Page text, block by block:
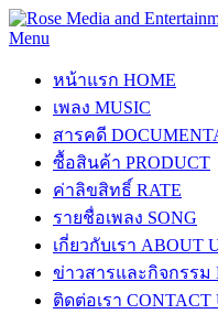
Menu
หน้าแรก HOME
เพลง MUSIC
สารคดี
ซื้อสินค้า PRODUCT
ค่าลิขสิทธิ์ RATE
รายชื่อเพลง SONG
เกี่ยวกับเรา ABOUT
ข่าวสารและกิจกรรม
ติดต่อเรา CONTACT